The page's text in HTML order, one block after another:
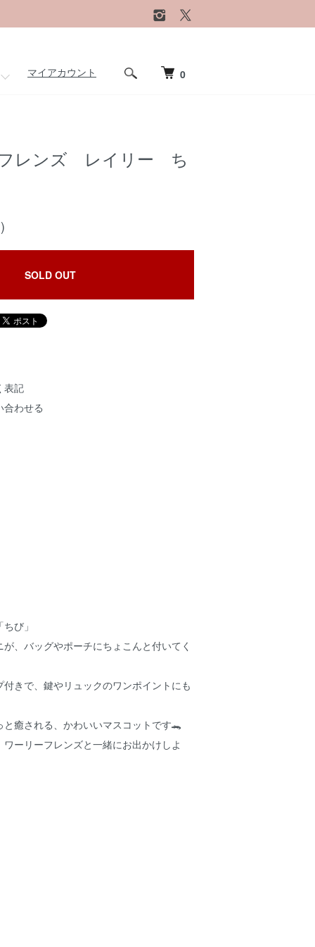
マイアカウント 0
レンズ レイリー ち
SOLD OUT
表記
合わせる
び」
、バッグやポーチにちょこんと付いてく
きで、鍵やリュックのワンポイントにも
癒される、かわいいマスコットです🐊
ーリーフレンズと一緒にお出かけしよ